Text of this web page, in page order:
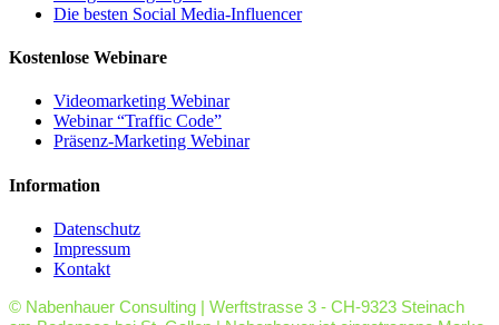
Die besten Social Media-Influencer
Kostenlose Webinare
Videomarketing Webinar
Webinar “Traffic Code”
Präsenz-Marketing Webinar
Information
Datenschutz
Impressum
Kontakt
© Nabenhauer Consulting | Werftstrasse 3 - CH-9323 Steinach